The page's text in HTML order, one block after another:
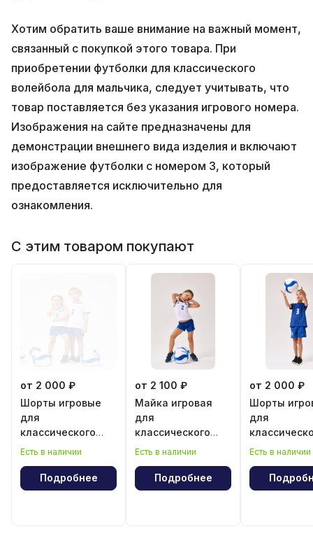
Хотим обратить ваше внимание на важный момент,
связанный с покупкой этого товара. При
приобретении футболки для классического
волейбола для мальчика, следует учитывать, что
товар поставляется без указания игрового номера.
Изображения на сайте предназначены для
демонстрации внешнего вида изделия и включают
изображение футболки с номером 3, который
предоставляется исключительно для
ознакомления.
С этим товаром покупают
от 2 000 ₽
Шорты игровые
для
классического
волейбола для
Есть в наличии
Подробнее
от 2 100 ₽
Майка игровая
для
классического
волейбола для
Есть в наличии
Подробнее
от 2 000 ₽
Шорты
для
волейбола
Есть в наличии